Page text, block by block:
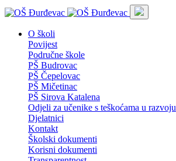
O školi
Povijest
Područne škole
PŠ Budrovac
PŠ Čepelovac
PŠ Mičetinac
PŠ Sirova Katalena
Odjeli za učenike s teškoćama u razvoju
Djelatnici
Kontakt
Školski dokumenti
Korisni dokumenti